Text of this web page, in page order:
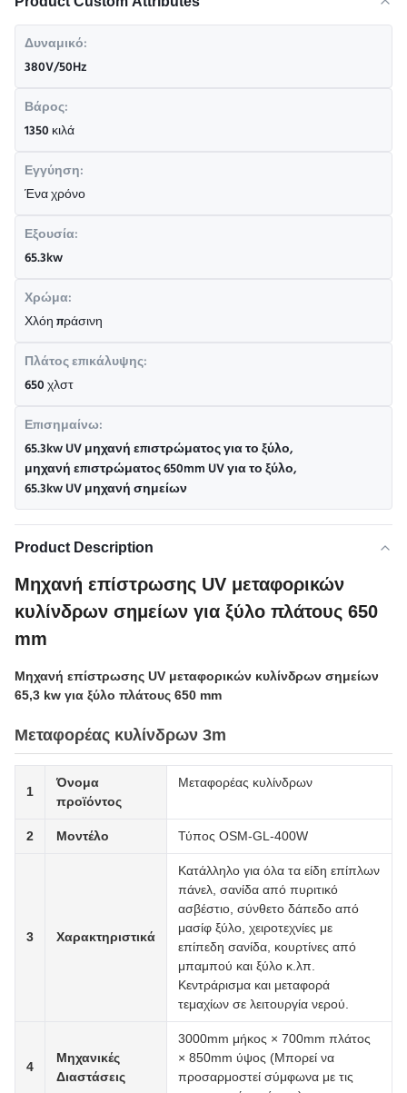
Δυναμικό:
380V/50Hz
Βάρος:
1350 κιλά
Εγγύηση:
Ένα χρόνο
Εξουσία:
65.3kw
Χρώμα:
Χλόη πράσινη
Πλάτος επικάλυψης:
650 χλστ
Επισημαίνω:
65.3kw UV μηχανή επιστρώματος για το ξύλο,
μηχανή επιστρώματος 650mm UV για το ξύλο,
65.3kw UV μηχανή σημείων
Product Description
Μηχανή επίστρωσης UV μεταφορικών
κυλίνδρων σημείων για ξύλο πλάτους 650
mm
Μηχανή επίστρωσης UV μεταφορικών κυλίνδρων σημείων
65,3 kw για ξύλο πλάτους 650 mm
Μεταφορέας κυλίνδρων 3m
1
Όνομα
προϊόντος
Μεταφορέας κυλίνδρων
2 Μοντέλο Τύπος OSM-GL-400W
3 Χαρακτηριστικά
Κατάλληλο για όλα τα είδη επίπλων
πάνελ, σανίδα από πυριτικό
ασβέστιο, σύνθετο δάπεδο από
μασίφ ξύλο, χειροτεχνίες με
επίπεδη σανίδα, κουρτίνες από
μπαμπού και ξύλο κ.λπ.
Κεντράρισμα και μεταφορά
τεμαχίων σε λειτουργία νερού.
4
Μηχανικές
Διαστάσεις
3000mm μήκος × 700mm πλάτος
× 850mm ύψος (Μπορεί να
προσαρμοστεί σύμφωνα με τις